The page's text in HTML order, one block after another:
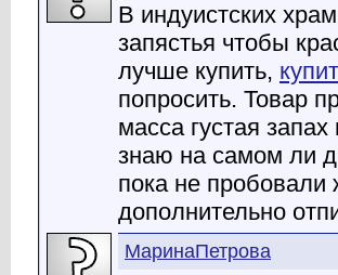
В индуистских
запястья чтобы
лучше купить,
попросить. Товар
масса густая
знаю на самом ли
пока не
дополнительно
МаринаПетрова